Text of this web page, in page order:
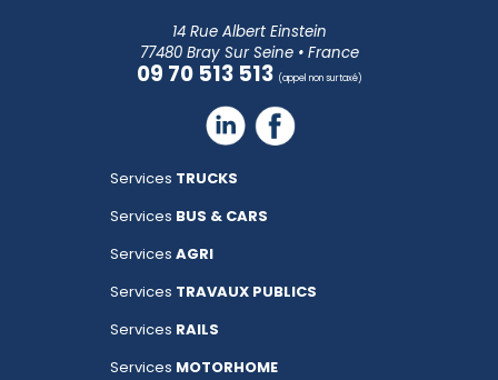
14 Rue Albert Einstein
77480 Bray Sur Seine • France
09 70 513 513 (appel non surtaxé)
Services TRUCKS
Services BUS & CARS
Services AGRI
Services TRAVAUX PUBLICS
Services RAILS
Services MOTORHOME